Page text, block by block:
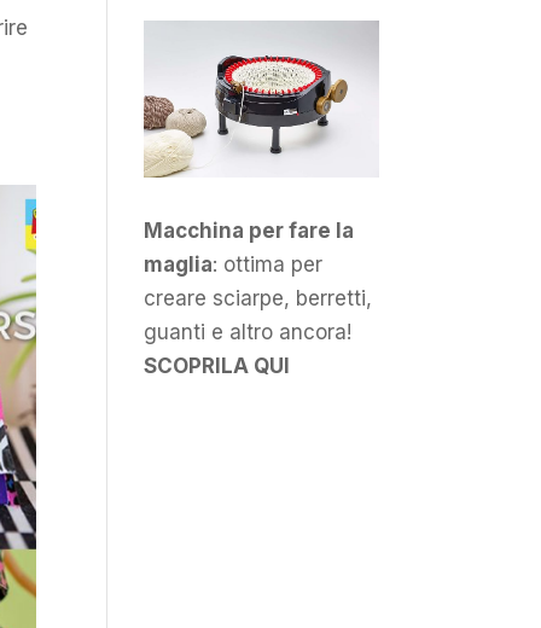
Macchina per fare la
maglia: ottima per
creare sciarpe, berretti,
guanti e altro ancora!
SCOPRILA QUI